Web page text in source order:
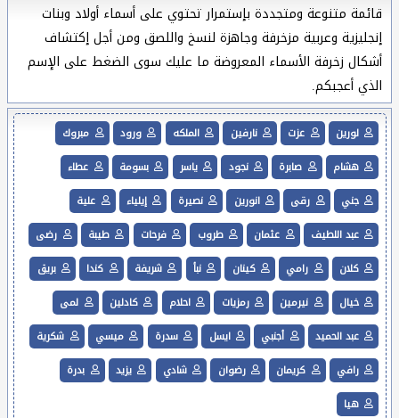
قائمة متنوعة ومتجددة بإستمرار تحتوي على أسماء أولاد وبنات
إنجليزية وعربية مزخرفة وجاهزة لنسخ واللصق ومن أجل إكتشاف
أشكال زخرفة الأسماء المعروضة ما عليك سوى الضغط على الإسم
الذي أعجبكم.
لورين عزت نارفين الملكه ورود
مبروك
هشام
صابرة نجود ياسر بسومة
عطاء
جني
رقى انورين نصيرة إيلياء
علية
عبد اللطيف
عثمان طروب فرحات طيبة
رضى
كلان
رامي كينان نبأ شريفة كندا
بريق
خيال
نيرمين رمزيات احلام كادلين
لمى
عبد الحميد
أجنبي ايسل سدرة ميسي
شكرية
رافي
كريمان رضوان شادي يزيد
بدرة
هيا